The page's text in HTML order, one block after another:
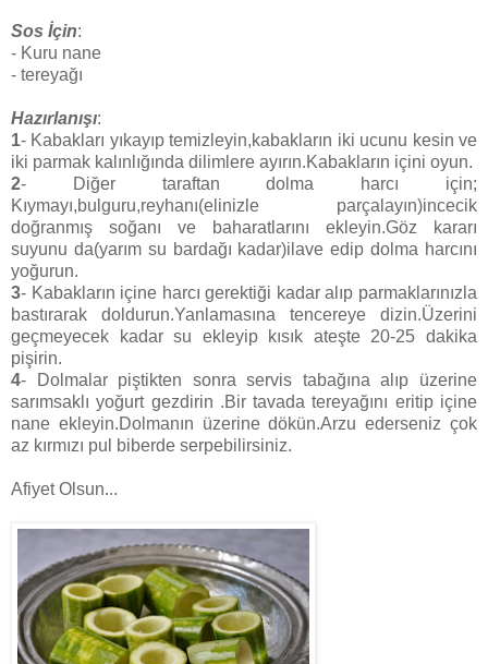
Sos İçin:
- Kuru nane
- tereyağı
Hazırlanışı:
1- Kabakları yıkayıp temizleyin,kabakların iki ucunu kesin ve
iki parmak kalınlığında dilimlere ayırın.Kabakların içini oyun.
2- Diğer taraftan dolma harcı için;
Kıymayı,bulguru,reyhanı(elinizle parçalayın)incecik
doğranmış soğanı ve baharatlarını ekleyin.Göz kararı
suyunu da(yarım su bardağı kadar)ilave edip dolma harcını
yoğurun.
3- Kabakların içine harcı gerektiği kadar alıp parmaklarınızla
bastırarak doldurun.Yanlamasına tencereye dizin.Üzerini
geçmeyecek kadar su ekleyip kısık ateşte 20-25 dakika
pişirin.
4- Dolmalar piştikten sonra servis tabağına alıp üzerine
sarımsaklı yoğurt gezdirin .Bir tavada tereyağını eritip içine
nane ekleyin.Dolmanın üzerine dökün.Arzu ederseniz çok
az kırmızı pul biberde serpebilirsiniz.
Afiyet Olsun...